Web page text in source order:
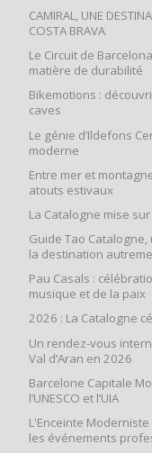
CAMIRAL, UNE
COSTA BRAVA
Le Circuit de
matière de durabilité
Bikemotions :
caves
Le génie d’Ildefons
moderne
Entre mer et
atouts estivaux
La Catalogne mise
Guide Tao
la destination
Pau Casals :
musique et de la paix
2026 : La Catalogne
Un rendez-vous
Val d’Aran en 2026
Barcelone Capitale
l’UNESCO et l’UIA
L'Enceinte
les événements